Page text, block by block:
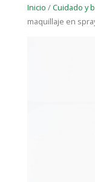
Inicio /Cuidado y
maquillaje en